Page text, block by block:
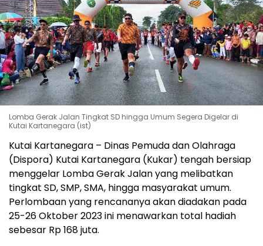
Lomba Gerak Jalan Tingkat SD hingga Umum Segera Digelar di
Kutai Kartanegara (ist)
Kutai Kartanegara – Dinas Pemuda dan Olahraga
(Dispora) Kutai Kartanegara (Kukar) tengah bersiap
menggelar Lomba Gerak Jalan yang melibatkan
tingkat SD, SMP, SMA, hingga masyarakat umum.
Perlombaan yang rencananya akan diadakan pada
25-26 Oktober 2023 ini menawarkan total hadiah
sebesar Rp 168 juta.